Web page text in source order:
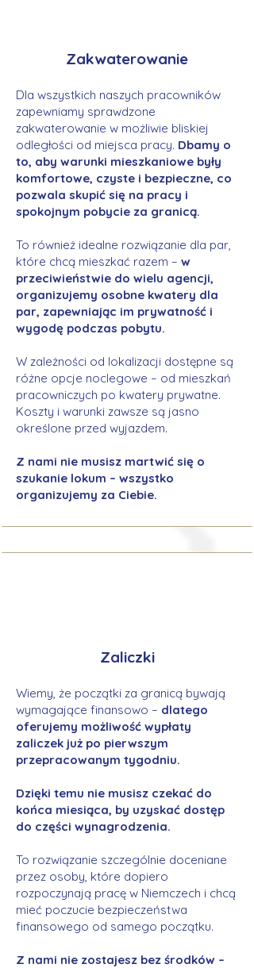
Zakwaterowanie
Dla wszystkich naszych pracowników
zapewniamy sprawdzone
zakwaterowanie w możliwie bliskiej
odległości od miejsca pracy. Dbamy o
to, aby warunki mieszkaniowe były
komfortowe, czyste i bezpieczne, co
pozwala skupić się na pracy i
spokojnym pobycie za granicą.
To również idealne rozwiązanie dla par,
które chcą mieszkać razem – w
przeciwieństwie do wielu agencji,
organizujemy osobne kwatery dla
par, zapewniając im prywatność i
wygodę podczas pobytu.
W zależności od lokalizacji dostępne są
różne opcje noclegowe – od mieszkań
pracowniczych po kwatery prywatne.
Koszty i warunki zawsze są jasno
określone przed wyjazdem.
Z nami nie musisz martwić się o
szukanie lokum – wszystko
organizujemy za Ciebie.
Zaliczki
Wiemy, że początki za granicą bywają
wymagające finansowo – dlatego
oferujemy możliwość wypłaty
zaliczek już po pierwszym
przepracowanym tygodniu.
Dzięki temu nie musisz czekać do
końca miesiąca, by uzyskać dostęp
do części wynagrodzenia.
To rozwiązanie szczególnie doceniane
przez osoby, które dopiero
rozpoczynają pracę w Niemczech i chcą
mieć poczucie bezpieczeństwa
finansowego od samego początku.
Z nami nie zostajesz bez środków –